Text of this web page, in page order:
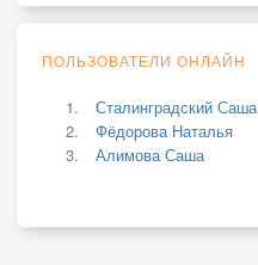
ПОЛЬЗОВАТЕЛИ ОНЛАЙН
Сталинградский Саша
Фёдорова Наталья
Алимова Саша